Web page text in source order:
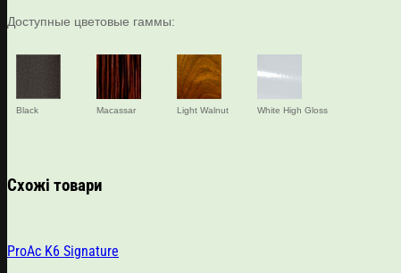
Доступные цветовые гаммы:
Black Macassar Light Walnut White High Gloss
Схожі товари
ProAc K6 Signature